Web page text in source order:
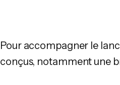
Pour accompagner le
conçus, notamment une